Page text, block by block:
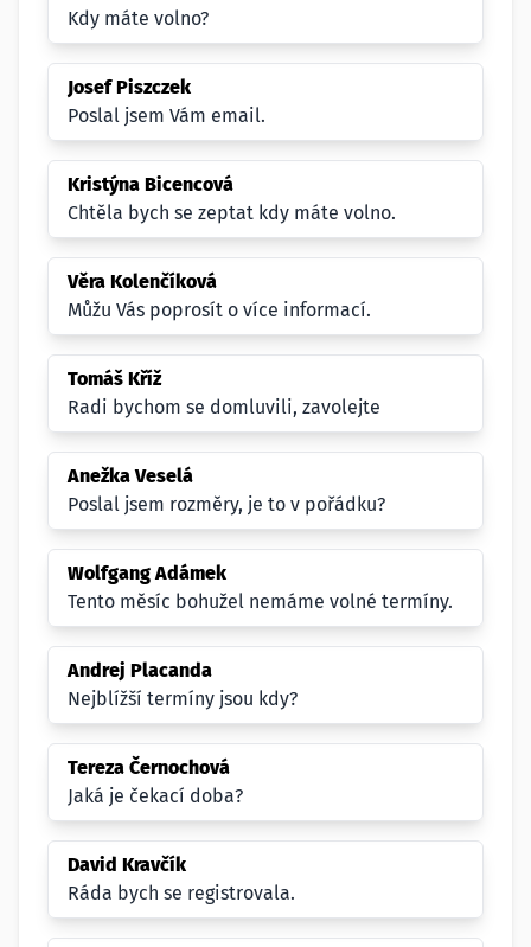
Kdy máte volno?
Josef Piszczek
Poslal jsem Vám email.
Kristýna Bicencová
Chtěla bych se zeptat kdy máte volno.
Věra Kolenčíková
Můžu Vás poprosít o více informací.
Tomáš Kříž
Radi bychom se domluvili, zavolejte
Anežka Veselá
Poslal jsem rozměry, je to v pořádku?
Wolfgang Adámek
Tento měsíc bohužel nemáme volné termíny.
Andrej Placanda
Nejblížší termíny jsou kdy?
Tereza Černochová
Jaká je čekací doba?
David Kravčík
Ráda bych se registrovala.